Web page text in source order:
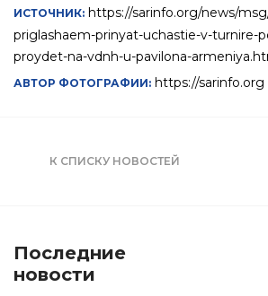
ИСТОЧНИК: https://sarinfo.org/news/
priglashaem-prinyat-uchastie-v-turnire-
proydet-na-vdnh-u-pavilona-
АВТОР ФОТОГРАФИИ: https://sarinfo.org
К СПИСКУ НОВОСТЕЙ
Последние
новости